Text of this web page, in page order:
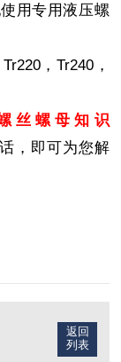
用专用液压螺
，Tr240，
丝螺母知识
，即可为您解
返回
列表